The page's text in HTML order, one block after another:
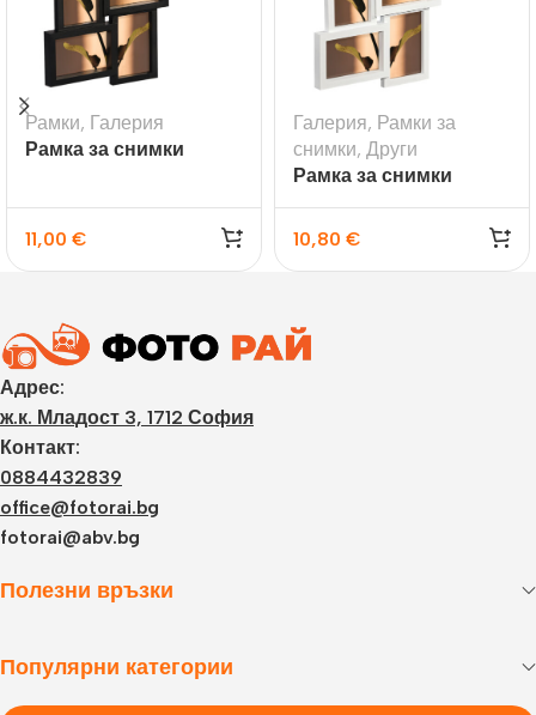
Рамки, Галерия
Рамка за снимки
11,00 €
Галерия, Рамки за
снимки, Други
Рамка за снимки
10,80 €
Адрес:
ж.к. Младост 3, 1712 София
Контакт:
0884432839
office@fotorai.bg
fotorai@abv.bg
Полезни връзки
Популярни категории